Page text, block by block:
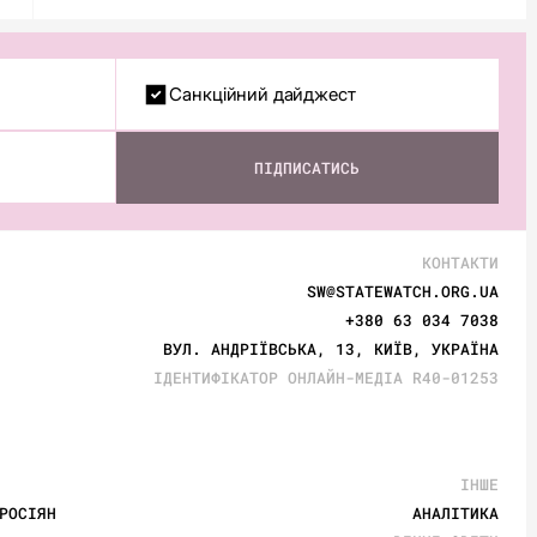
Санкційний дайджест
ПІДПИСАТИСЬ
КОНТАКТИ
SW@STATEWATCH.ORG.UA
+380 63 034 7038
ВУЛ. АНДРІЇВСЬКА, 13, КИЇВ, УКРАЇНА
ІДЕНТИФІКАТОР ОНЛАЙН-МЕДІА R40-01253
ІНШЕ
АНАЛІТИКА